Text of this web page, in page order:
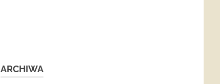
ARCHIWA